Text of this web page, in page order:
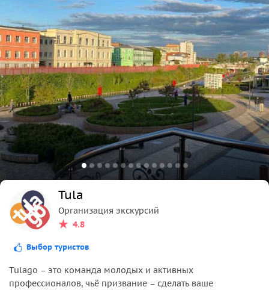
Tula
Организация экскурсий
4.8
Выбор туристов
Tulago – это команда молодых и активных
профессионалов, чьё призвание – сделать ваше